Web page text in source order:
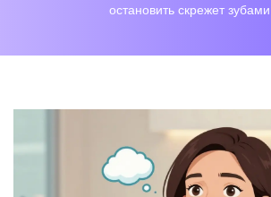
остановить скрежет зубами